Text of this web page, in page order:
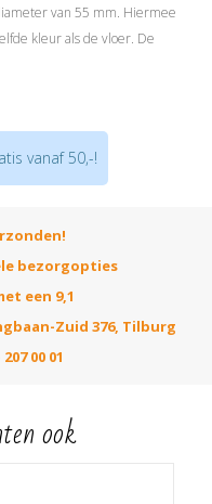
van 55 mm. Hiermee
kleur als de vloer. De
middel van een
demonteren
vanaf 50,-!
bezorgopties
een 9,1
Zuid 376, Tilburg
207 00 01
ook